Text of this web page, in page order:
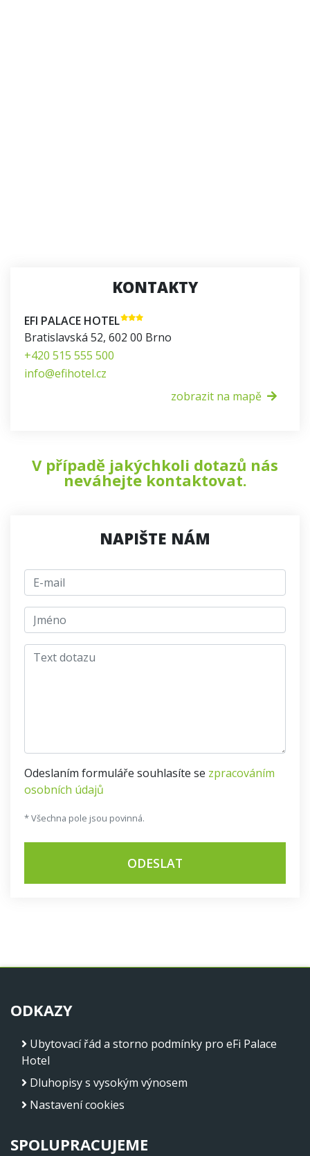
KONTAKTY
EFI PALACE HOTEL
Bratislavská 52, 602 00 Brno
+420 515 555 500
info@efihotel.cz
zobrazit na mapě
V případě jakýchkoli dotazů nás
neváhejte kontaktovat.
NAPIŠTE NÁM
E-mail
jmeno
Text dotazu
Odeslaním formuláře souhlasíte se zpracováním
osobních údajů
* Všechna pole jsou povinná.
ODESLAT
ODKAZY
Ubytovací řád a storno podmínky pro eFi Palace
Hotel
Dluhopisy s vysokým výnosem
Nastavení cookies
SPOLUPRACUJEME